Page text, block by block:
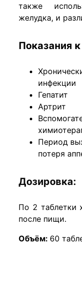
также
желудка, и
Показания
инфекции
Гепатит
Артрит
Период
потеря
Дозировка:
По 2 таблетки
после пищи.
Объём: 60